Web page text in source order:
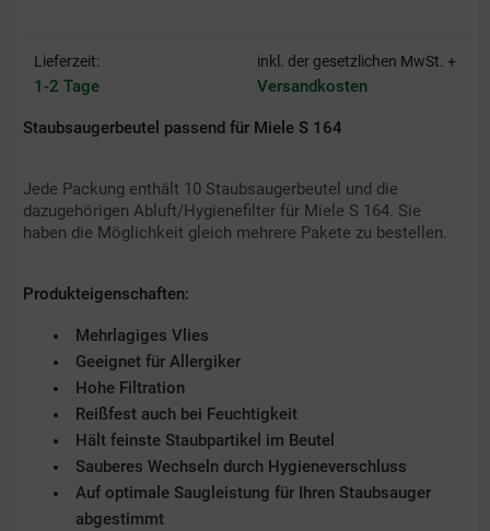
Lieferzeit:
1-2 Tage
inkl. der gesetzlichen MwSt. +
Versandkosten
Staubsaugerbeutel passend für Miele S 164
Jede Packung enthält 10 Staubsaugerbeutel und die
dazugehörigen Abluft/Hygienefilter für Miele S 164. Sie
haben die Möglichkeit gleich mehrere Pakete zu bestellen.
Produkteigenschaften:
Mehrlagiges Vlies
Geeignet für Allergiker
Hohe Filtration
Reißfest auch bei Feuchtigkeit
Hält feinste Staubpartikel im Beutel
Sauberes Wechseln durch Hygieneverschluss
Auf optimale Saugleistung für Ihren Staubsauger
abgestimmt